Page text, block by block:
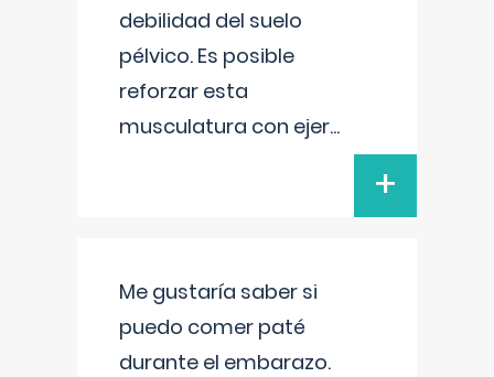
debilidad del suelo
pélvico. Es posible
reforzar esta
musculatura con ejer...
+
Me gustaría saber si
puedo comer paté
durante el embarazo.